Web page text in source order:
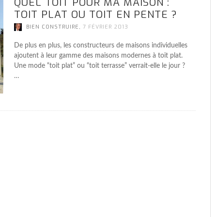
ACIER, UNE MAISON CONTEMPORAINE
D’EXCEPTION
BIEN CONSTRUIRE ,22 MARS 2022
ACIER, UNE MAISON CONTEMPORAINE
D’EXCEPTION
BIEN CONSTRUIRE ,22 MARS 2022
FAIRE CONSTRUIRE UNE MAISON
PASSIVE
AL,30 JUILLET 2020
AVEZ-VOUS PENSÉ À L’AMÉNAGEMENT
DE LA CUISINE DE VOTRE FUTURE
MAISON ?
ACIER, UNE MAISON CONTEMPORAINE
D’EXCEPTION
BIEN CONSTRUIRE ,22 MARS 2022
TOIT PLAT OU TOIT EN PENTE ?
BIEN CONSTRUIRE , 7 FÉVRIER 2013
De plus en plus, les constructeurs de maisons individuelles
ajoutent à leur gamme des maisons modernes à toit plat.
Une mode “toit plat” ou “toit terrasse” verrait-elle le jour ?
…